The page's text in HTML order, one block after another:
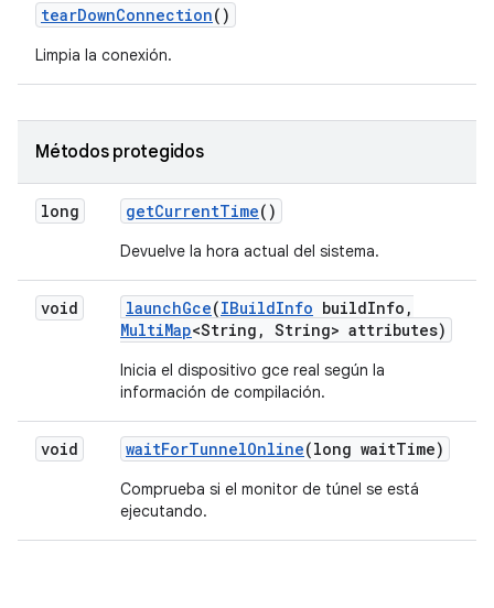
tearDownConnection()
Limpia la conexión.
Métodos protegidos
long getCurrentTime()
Devuelve la hora actual del sistema.
void launchGce(IBuildInfo buildInfo ,
MultiMap<String , String> attributes)
Inicia el dispositivo gce real según la
información de compilación.
void waitForTunnelOnline(long waitTime)
Comprueba si el monitor de túnel se está
ejecutando.